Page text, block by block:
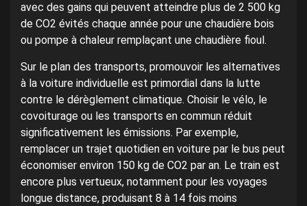
avec des gains qui peuvent atteindre plus de 2 500 kg
de CO2 évités chaque année pour une chaudière bois
ou pompe à chaleur remplaçant une chaudière fioul.
Sur le plan des transports, promouvoir les alternatives
à la voiture individuelle est primordial dans la lutte
contre le dérèglement climatique. Choisir le vélo, le
covoiturage ou les transports en commun réduit
significativement les émissions. Par exemple,
remplacer un trajet quotidien en voiture par le bus peut
économiser environ 150 kg de CO2 par an. Le train est
encore plus vertueux, notamment pour les voyages
longue distance, produisant 8 à 14 fois moins